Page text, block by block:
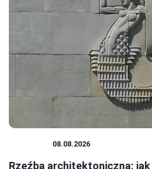
08.08.2026
Rzeźba architektoniczna: